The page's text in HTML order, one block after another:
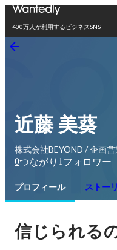
400万人が利用するビジネスSNS
近藤 美葵
株式会社BEYOND / 企画営
0つながり 1 フォロワー
プロフィール ストー
信じられる